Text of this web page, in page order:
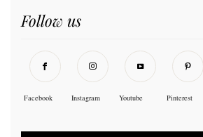
Follow us
Facebook Instagram Youtube Pinterest